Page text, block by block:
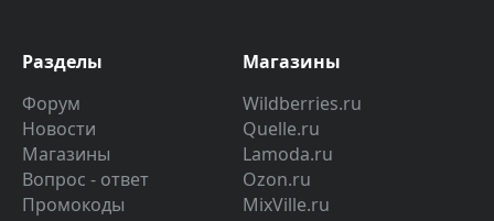
Разделы
Форум
Новости
Магазины
Вопрос - ответ
Промокоды
Магазины
Wildberries.ru
Quelle.ru
Lamoda.ru
Ozon.ru
MixVille.ru